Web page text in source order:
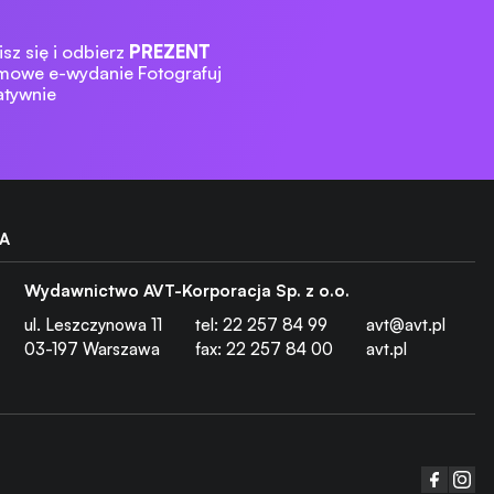
zoom do
się i odbierz PREZENT
e-wydanie Fotografuj
Wydawnictwo AVT-Korporacja Sp. z o.o.
ul. Leszczynowa 11
03-197 Warszawa
tel: 22 257 84 99
fax: 22 257 84 00
avt@avt.pl
avt.pl